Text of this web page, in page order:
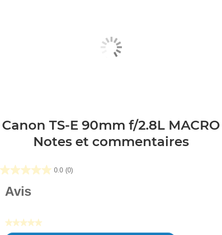
Canon TS-E 90mm f/2.8L MACRO
Notes et commentaires
0.0 (0)
0.0
Avis
★★★★★
Aucune